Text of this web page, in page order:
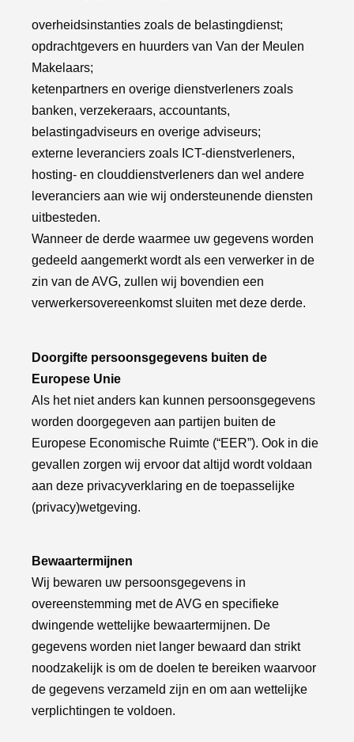
overheidsinstanties zoals de belastingdienst;
opdrachtgevers en huurders van Van der Meulen
Makelaars;
ketenpartners en overige dienstverleners zoals
banken, verzekeraars, accountants,
belastingadviseurs en overige adviseurs;
externe leveranciers zoals ICT-dienstverleners,
hosting- en clouddienstverleners dan wel andere
leveranciers aan wie wij ondersteunende diensten
uitbesteden.
Wanneer de derde waarmee uw gegevens worden
gedeeld aangemerkt wordt als een verwerker in de
zin van de AVG, zullen wij bovendien een
verwerkersovereenkomst sluiten met deze derde.
Doorgifte persoonsgegevens buiten de
Europese Unie
Als het niet anders kan kunnen persoonsgegevens
worden doorgegeven aan partijen buiten de
Europese Economische Ruimte (“EER”). Ook in die
gevallen zorgen wij ervoor dat altijd wordt voldaan
aan deze privacyverklaring en de toepasselijke
(privacy)wetgeving.
Bewaartermijnen
Wij bewaren uw persoonsgegevens in
overeenstemming met de AVG en specifieke
dwingende wettelijke bewaartermijnen. De
gegevens worden niet langer bewaard dan strikt
noodzakelijk is om de doelen te bereiken waarvoor
de gegevens verzameld zijn en om aan wettelijke
verplichtingen te voldoen.